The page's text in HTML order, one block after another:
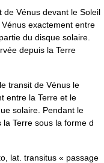
Vénus devant le Soleil
exactement entre
du disque solaire.
depuis la Terre
transit de Vénus le
entre la Terre et le
solaire. Pendant le
Terre sous la forme d
lat. transitus « passage